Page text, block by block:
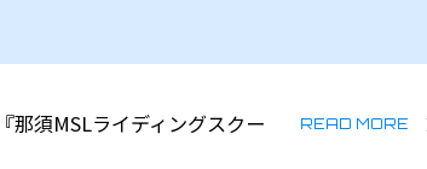
那須MSLライディングスクー